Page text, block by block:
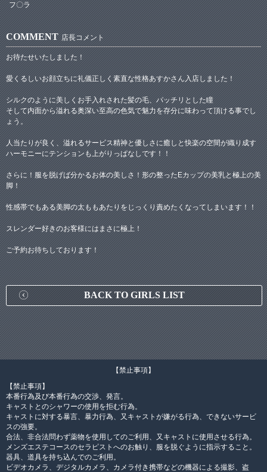
フ〇ラ
COMMENT 店長コメント
お待たせいたしました！
愛くるしいお顔立ちに礼儀正しく素直な性格あすかさん入店しました！
シルクのように美しくお手入れされた髪の毛、パッチリとした瞳
そして内面から溢れる奥深い至高の色気で魅力を存分に味わって頂ける事でし
ょう。
人当たりが良く、溢れるサービス精神と優しさに癒しと快楽の空間が織り成す
ハーモニーにテンションも上がりっぱなしです！！
さらに！服を脱げば分かるお体の美しさ！形の整ったEカップの美乳と極上の美
脚！
性感帯でもある美脚の太ももあたりをじっくり責めたくなってしまいます！！
スレンダー好きのお客様にはまさに極上！
ご予約お待ちしております！
BACK TO GIRLS LIST
【禁止事項】
【禁止事項】
本番行為及び本番行為の交渉、発言。
キャストとのシャワーの使用を拒む行為。
キャストに対する暴言、暴力行為、又キャストが嫌がる行為、できないサービ
スの強要。
合法、非合法問わず薬物を使用してのご利用、又キャストに使用させる行為。
メンズエステコースのセラピストへのお触り、服を脱ぐように指示すること。
器具、道具を持ち込んでのご利用。
ビデオカメラ、デジタルカメラ、カメラ付き携帯などの機器による撮影、盗